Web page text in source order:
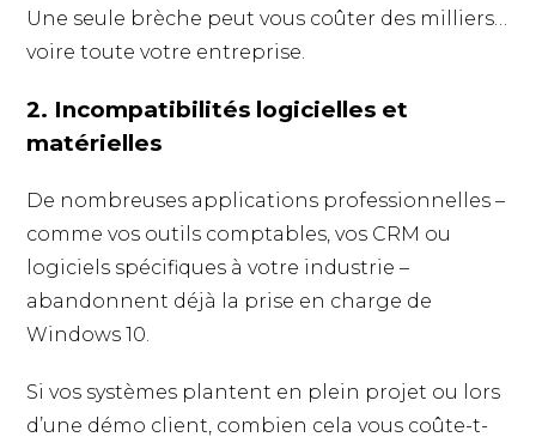
Une seule brèche peut vous coûter des milliers…
voire toute votre entreprise.
2. Incompatibilités logicielles et
matérielles
De nombreuses applications professionnelles –
comme vos outils comptables, vos CRM ou
logiciels spécifiques à votre industrie –
abandonnent déjà la prise en charge de
Windows 10.
Si vos systèmes plantent en plein projet ou lors
d’une démo client, combien cela vous coûte-t-